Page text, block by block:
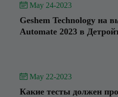
 May 24-2023
Geshem Technology на
Automate 2023 в
 May 22-2023
Какие тесты должен